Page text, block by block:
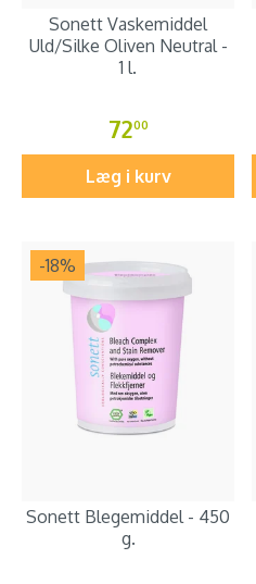
Sonett Vaskemiddel
Uld/Silke Oliven Neutral -
1 l.
7200
Læg i kurv
-18%
Sonett Blegemiddel - 450
g.